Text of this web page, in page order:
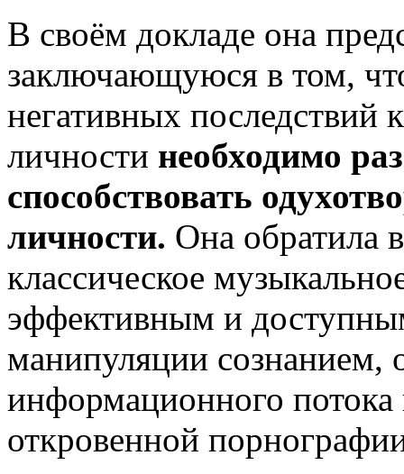
В своём докладе она
заключающуюся в том,
негативных последствий
личности необходимо
способствовать
личности. Она обратила
классическое
эффективным и
манипуляции сознанием,
информационного
откровенной